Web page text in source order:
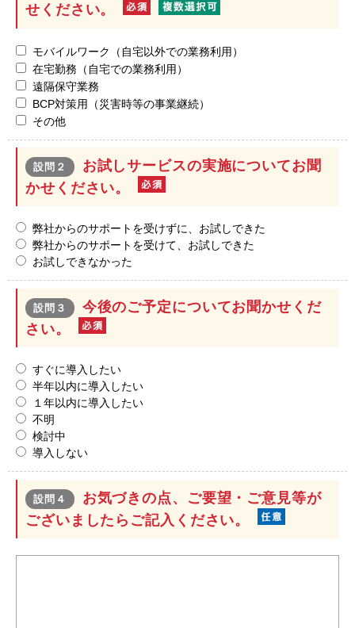
せください。
モバイルワーク（自宅以外での業務利用）
在宅勤務（自宅での業務利用）
遠隔保守業務
BCP対策用（災害時等の事業継続）
その他
設問２
お試しサービスの実施についてお聞
かせください。
弊社からのサポートを受けずに、お試しできた
弊社からのサポートを受けて、お試しできた
お試しできなかった
設問３
今後のご予定についてお聞かせくだ
さい。
すぐに導入したい
半年以内に導入したい
１年以内に導入したい
不明
検討中
導入しない
設問４
お気づきの点、ご要望・ご意見等が
ございましたらご記入ください。